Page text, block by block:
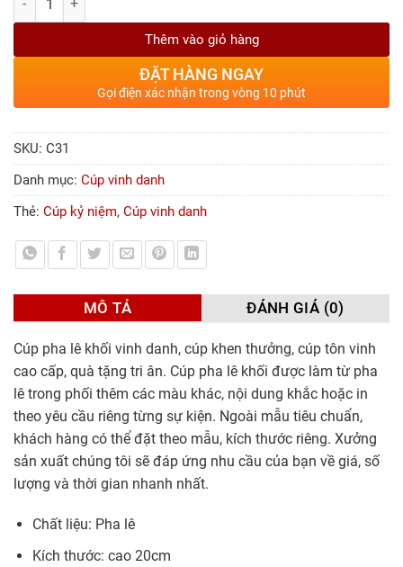
Thêm vào giỏ hàng
ĐẶT HÀNG NGAY
Gọi điện xác nhận trong vòng 10 phút
SKU: C31
Danh mục: Cúp vinh danh
Thẻ: Cúp kỷ niệm, Cúp vinh danh
MÔ TẢ ĐÁNH GIÁ (0)
Cúp pha lê khối vinh danh, cúp khen thưởng, cúp tôn vinh
cao cấp, quà tặng tri ân. Cúp pha lê khối được làm từ pha
lê trong phối thêm các màu khác, nội dung khắc hoặc in
theo yêu cầu riêng từng sự kiện. Ngoài mẫu tiêu chuẩn,
khách hàng có thể đặt theo mẫu, kích thước riêng. Xưởng
sản xuất chúng tôi sẽ đáp ứng nhu cầu của bạn về giá, số
lượng và thời gian nhanh nhất.
Chất liệu: Pha lê
Kích thước: cao 20cm